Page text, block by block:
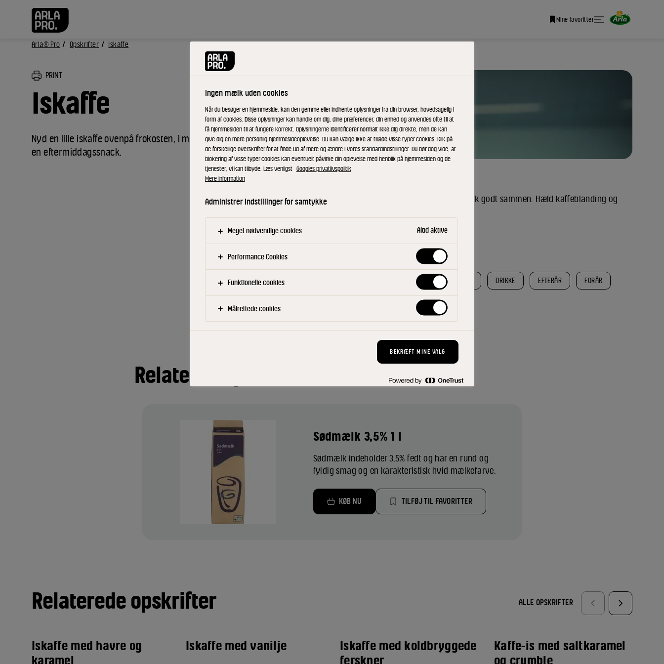
Mine favoritter
Arla® Pro Opskrifter Iskaffe
PRINT
Iskaffe
Nyd en lille iskaffe ovenpå frokosten, i mødelokalet eller som
en eftermiddagssnack.
Blend karamel, vaniljepulver, kaffe og mælk godt sammen. Hæld kaffeblanding og
MELLEMMÅLTID DRIKKE EFTERÅR FORÅR
Relaterede produkter
Sødmælk 3,5% 1 l
Sødmælk indeholder 3,5% fedt og har en rund og
fyldig smag og en karakteristisk hvid mælkefarve.
KØB NU TILFØJ TIL FAVORITTER
Relaterede opskrifter ALLE OPSKRIFTER
Iskaffe med havre og
karamel
Iskaffe med vanilje
Iskaffe med koldbryggede
ferskner
Kaffe-is med saltkaramel
og crumble
Ingen mælk uden cookies
Når du besøger en hjemmeside, kan den gemme eller indhente oplysninger fra din browser, hovedsagelig i
form af cookies. Disse oplysninger kan handle om dig, dine præferencer, din enhed og anvendes ofte til at
få hjemmesiden til at fungere korrekt. Oplysningerne identificerer normalt ikke dig direkte, men de kan
give dig en mere personlig hjemmesideoplevelse. Du kan vælge ikke at tillade visse typer cookies. Klik på
de forskellige overskrifter for at finde ud af mere og ændre i vores standardindstillinger. Du bør dog vide, at
blokering af visse typer cookies kan eventuelt påvirke din oplevelse med henblik på hjemmesiden og de
tjenester, vi kan tilbyde. Læs venligst Googles privatlivspolitik
Mere information
Administrer indstillinger for samtykke
Meget nødvendige cookies Altid aktive
Performance Cookies
Funktionelle cookies
Målrettede cookies
BEKRÆFT MINE VALG